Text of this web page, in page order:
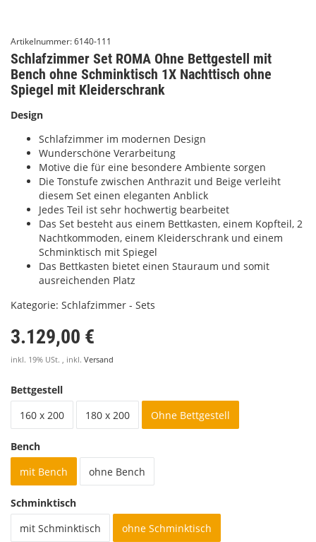
Artikelnummer:6140-111
Schlafzimmer Set ROMA Ohne Bettgestell mit
Bench ohne Schminktisch 1X Nachttisch ohne
Spiegel mit Kleiderschrank
Design
Schlafzimmer im modernen Design
Wunderschöne Verarbeitung
Motive die für eine besondere Ambiente sorgen
Die Tonstufe zwischen Anthrazit und Beige verleiht
diesem Set einen eleganten Anblick
Jedes Teil ist sehr hochwertig bearbeitet
Das Set besteht aus einem Bettkasten, einem Kopfteil, 2
Nachtkommoden, einem Kleiderschrank und einem
Schminktisch mit Spiegel
Das Bettkasten bietet einen Stauraum und somit
ausreichenden Platz
Kategorie: Schlafzimmer - Sets
3.129,00 €
inkl. 19% USt. , inkl. Versand
Bettgestell
160 x 200
180 x 200 Ohne Bettgestell
Bench
mit Bench
ohne Bench
Schminktisch
mit Schminktisch
ohne Schminktisch